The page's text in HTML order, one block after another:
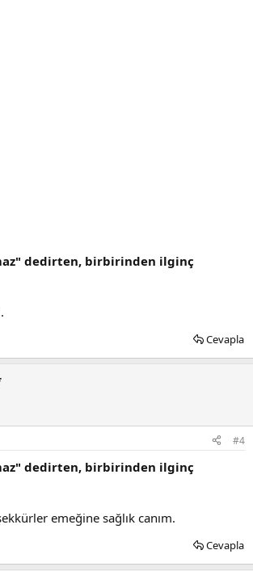
dedirten, birbirinden ilginç
Cevapla
#4
dedirten, birbirinden ilginç
emeğine sağlık canım.
Cevapla